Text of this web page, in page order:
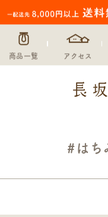
商品一覧 アクセス
#はち